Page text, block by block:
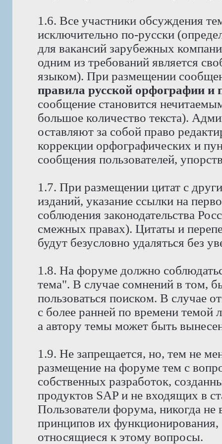
1.6. Все участники обсуждения
исключительно по-русски
для вакансий зарубежных
одним из требований является
языком). При размещении
правила русской орфографии и
сообщение становится
большое количество текста).
оставляют за собой право
коррекции орфографических и
сообщения пользователей,
1.7. При размещении цитат с
изданий, указание ссылки на
соблюдения законодательства
смежных правах). Цитаты и
будут безусловно удаляться без
1.8. На форуме должно
тема". В случае сомнений в том,
пользоваться поиском. В случае
с более ранней по времени темой
а автору темы может быть
1.9. Не запрещается, но, тем не
размещение на форуме тем с
собственных разработок,
продуктов SAP и не входящих в
Пользователи форума, никогда
принципов их
относящиеся к этому вопросы.